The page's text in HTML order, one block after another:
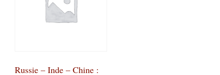
Russie – Inde – Chine :